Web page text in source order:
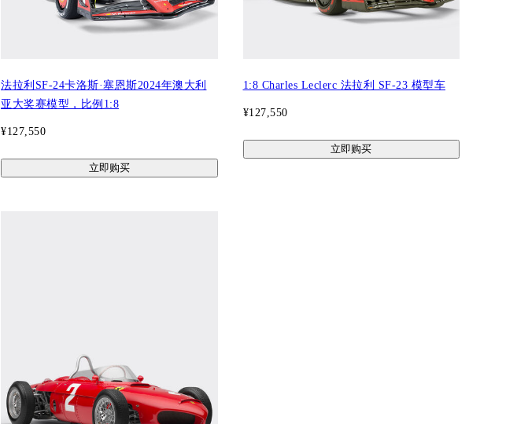
法拉利SF-24卡洛斯·塞恩斯2024年澳大利
亚大奖赛模型，比例1:8
¥127,550
立即购买
1:8 Charles Leclerc 法拉利 SF-23 模型车
¥127,550
立即购买